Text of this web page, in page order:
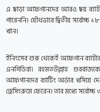
এ ছাড়া আফগানদের আরও ছয়
পারেননি। যৌথভাবে দ্বিতীয়
খান।
ইনিংসের শুরু থেকেই আফগান
এনগিডিরা। রহমতউল্লাহ
আফগানদের ব্যাটিং অর্ডার ধসিয়ে
ড্রেসিংরুমে ফেরেন। তার মধ্যে